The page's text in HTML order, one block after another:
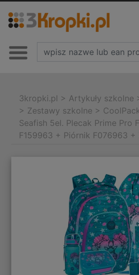
3kropki.pl > Artykuły szkolne
> Zestawy szkolne >
Seafish 5el. Plecak Prime Pro
F159963 + Piórnik F076963 +